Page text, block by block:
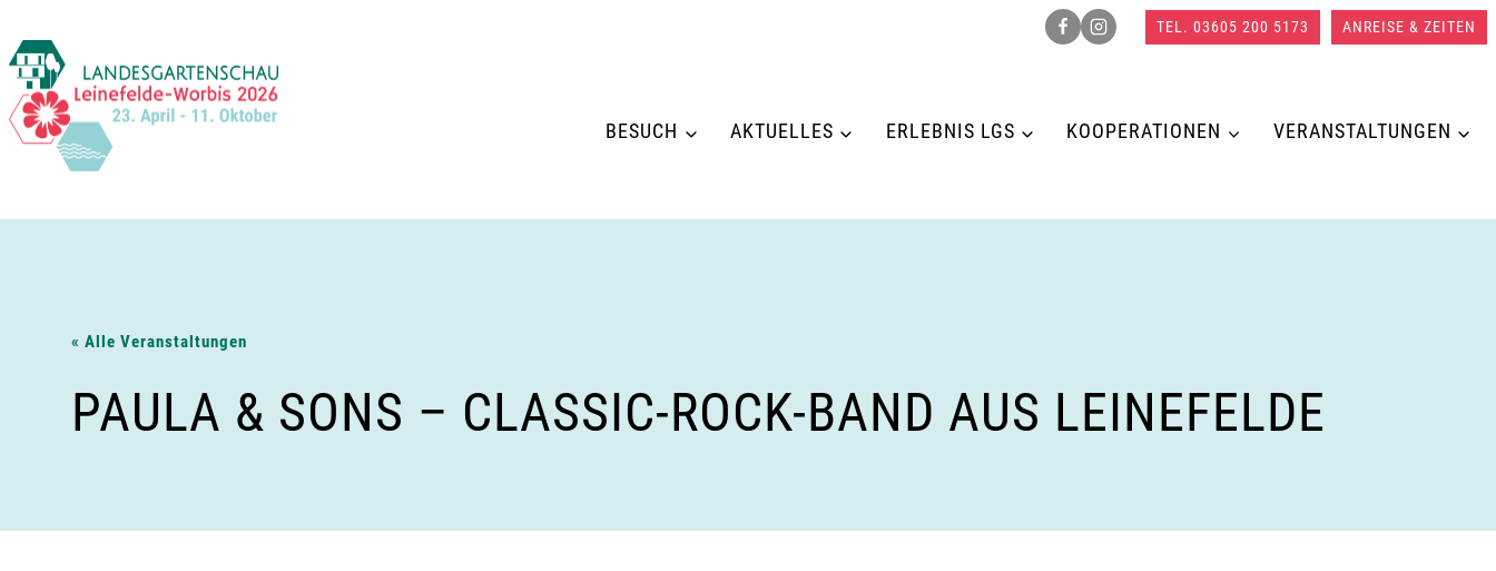
Inhalt
springen
TEL. 03605 200 5173 ANREISE & ZEITEN
BESUCH AKTUELLES ERLEBNIS LGS KOOPERATIONEN VERANSTALTUNGEN
« Alle Veranstaltungen
PAULA & SONS – CLASSIC-ROCK-BAND AUS LEINEFELDE